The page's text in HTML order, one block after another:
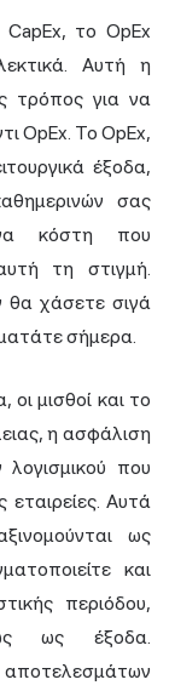
το OpEx
Αυτή η
τρόπος για να
OpEx. Το OpEx,
έξοδα,
σας
κόστη που
τη στιγμή.
θα χάσετε σιγά
σήμερα.
οι μισθοί και το
η ασφάλιση
που
εταιρείες. Αυτά
ως
και
περιόδου,
ως έξοδα.